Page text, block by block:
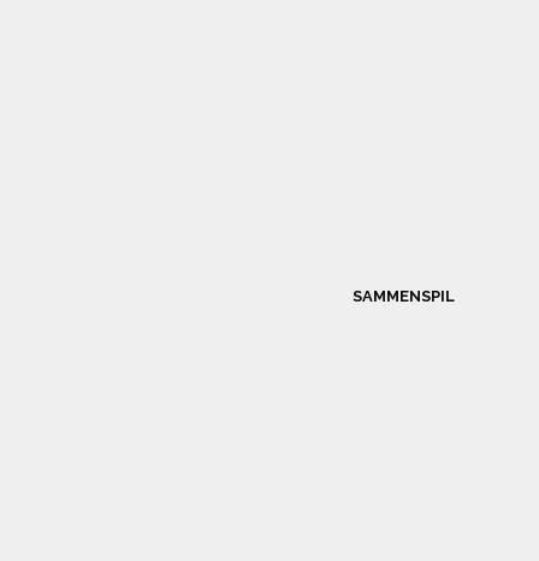
SAMMENSPIL